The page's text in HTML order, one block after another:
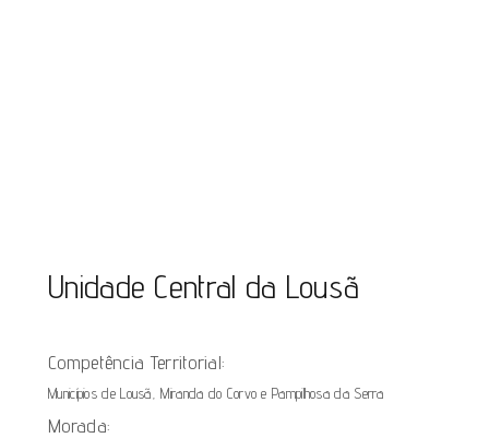
Unidade Central da Lousã
Competência Territorial:
Municípios de Lousã, Miranda do Corvo e Pampilhosa da Serra
Morada: